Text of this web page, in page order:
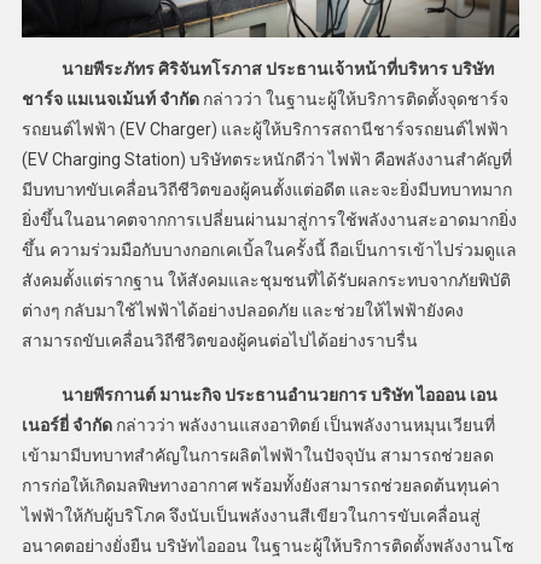
นายพีระภัทร ศิริจันทโรภาส ประธานเจ้าหน้าที่บริหาร บริษัท
ชาร์จ แมเนจเม้นท์ จำกัดกล่าวว่า ในฐานะผู้ให้บริการติดตั้งจุดชาร์จ
รถยนต์ไฟฟ้า (EV Charger) และผู้ให้บริการสถานีชาร์จรถยนต์ไฟฟ้า
(EV Charging Station) บริษัทตระหนักดีว่า ไฟฟ้า คือพลังงานสำคัญที่
มีบทบาทขับเคลื่อนวิถีชีวิตของผู้คนตั้งแต่อดีต และจะยิ่งมีบทบาทมาก
ยิ่งขึ้นในอนาคตจากการเปลี่ยนผ่านมาสู่การใช้พลังงานสะอาดมากยิ่ง
ขึ้น ความร่วมมือกับบางกอกเคเบิ้ลในครั้งนี้ ถือเป็นการเข้าไปร่วมดูแล
สังคมตั้งแต่รากฐาน ให้สังคมและชุมชนที่ได้รับผลกระทบจากภัยพิบัติ
ต่างๆ กลับมาใช้ไฟฟ้าได้อย่างปลอดภัย และช่วยให้ไฟฟ้ายังคง
สามารถขับเคลื่อนวิถีชีวิตของผู้คนต่อไปได้อย่างราบรื่น
นายพีรกานต์ มานะกิจ ประธานอำนวยการ บริษัท ไอออน เอน
เนอร์ยี่ จำกัด กล่าวว่า พลังงานแสงอาทิตย์ เป็นพลังงานหมุนเวียนที่
เข้ามามีบทบาทสำคัญในการผลิตไฟฟ้าในปัจจุบัน สามารถช่วยลด
การก่อให้เกิดมลพิษทางอากาศ พร้อมทั้งยังสามารถช่วยลดต้นทุนค่า
ไฟฟ้าให้กับผู้บริโภค จึงนับเป็นพลังงานสีเขียวในการขับเคลื่อนสู่
อนาคตอย่างยั่งยืน บริษัทไอออน ในฐานะผู้ให้บริการติดตั้งพลังงานโซ